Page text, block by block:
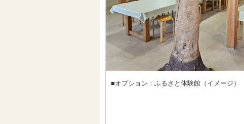
■オプション：ふるさと体験館（イメージ）